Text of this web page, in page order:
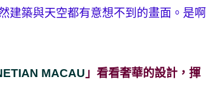
建築與天空都有意想不到的畫面。是啊
MACAU 」看看奢華的設計，揮